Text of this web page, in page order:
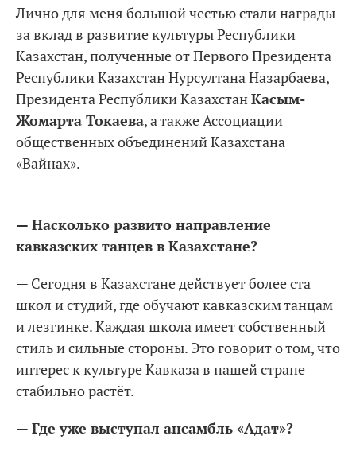
Лично для меня большой честью стали награды
за вклад в развитие культуры Республики
Казахстан, полученные от Первого Президента
Республики Казахстан Нурсултана Назарбаева,
Президента Республики КазахстанКасым-
Жомарта Токаева, а также Ассоциации
общественных объединений Казахстана
«Вайнах».
— Насколько развито направление
кавказских танцев в Казахстане?
— Сегодня в Казахстане действует более ста
школ и студий, где обучают кавказским танцам
и лезгинке. Каждая школа имеет собственный
стиль и сильные стороны. Это говорит о том, что
интерес к культуре Кавказа в нашей стране
стабильно растёт.
— Где уже выступал ансамбль «Адат»?